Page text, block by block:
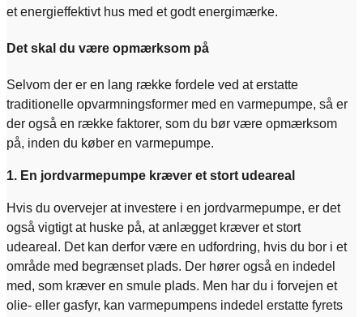
et energieffektivt hus med et godt energimærke.
Det skal du være opmærksom på
Selvom der er en lang række fordele ved at erstatte
traditionelle opvarmningsformer med en varmepumpe, så er
der også en række faktorer, som du bør være opmærksom
på, inden du køber en varmepumpe.
1. En jordvarmepumpe kræver et stort udeareal
Hvis du overvejer at investere i en jordvarmepumpe, er det
også vigtigt at huske på, at anlægget kræver et stort
udeareal. Det kan derfor være en udfordring, hvis du bor i et
område med begrænset plads. Der hører også en indedel
med, som kræver en smule plads. Men har du i forvejen et
olie- eller gasfyr, kan varmepumpens indedel erstatte fyrets